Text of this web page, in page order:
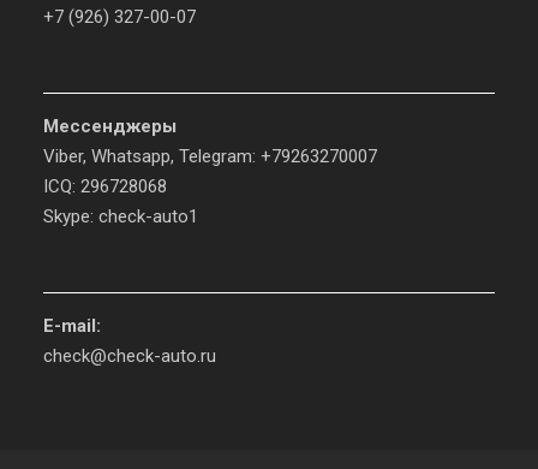
+7 (926) 327-00-07
Мессенджеры
Viber, Whatsapp, Telegram: +79263270007
ICQ: 296728068
Skype: check-auto1
E-mail:
check@check-auto.ru